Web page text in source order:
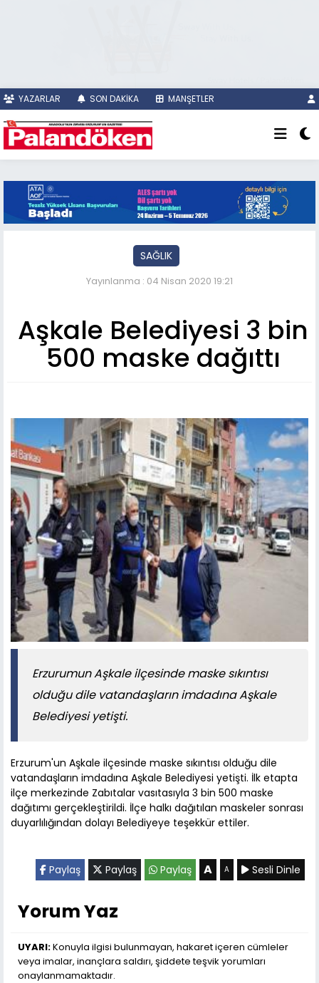
YAZARLAR SON DAKİKA MANŞETLER
SAĞLIK
Yayınlanma : 04 Nisan 2020 19:21
Aşkale Belediyesi 3 bin
500 maske dağıttı
Erzurumun Aşkale ilçesinde maske sıkıntısı
olduğu dile vatandaşların imdadına Aşkale
Belediyesi yetişti.
Erzurum'un Aşkale ilçesinde maske sıkıntısı olduğu dile
vatandaşların imdadına Aşkale Belediyesi yetişti. İlk etapta
ilçe merkezinde Zabıtalar vasıtasıyla 3 bin 500 maske
dağıtımı gerçekleştirildi. İlçe halkı dağıtılan maskeler sonrası
duyarlılığından dolayı Belediyeye teşekkür ettiler.
Paylaş Paylaş Paylaş A A Sesli Dinle
Yorum Yaz
UYARI:Konuyla ilgisi bulunmayan, hakaret içeren cümleler
veya imalar, inançlara saldırı, şiddete teşvik yorumları
onaylanmamaktadır.